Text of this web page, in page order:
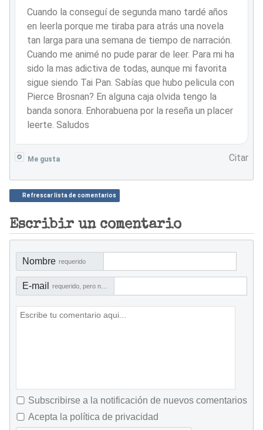
Cuando la conseguí de segunda mano tardé años
en leerla porque me tiraba para atrás una novela
tan larga para una semana de tiempo de narración.
Cuando me animé no pude parar de leer. Para mi ha
sido la mas adictiva de todas, aunque mi favorita
sigue siendo Tai Pan. Sabías que hubo pelicula con
Pierce Brosnan? En alguna caja olvida tengo la
banda sonora. Enhorabuena por la reseña un placer
leerte. Saludos
Me gusta Citar
Refrescar lista de comentarios
Escribir un comentario
Nombre requerido
E-mail
Subscribirse a la notificación de nuevos comentarios
Acepta la política de privacidad